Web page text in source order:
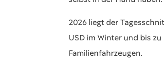
2026 liegt der
USD im Winter und bis
Familienfahrzeugen.